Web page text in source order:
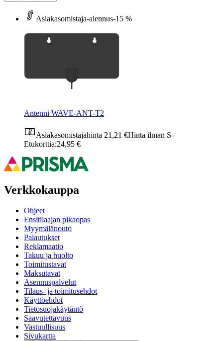
Asiakasomistaja-alennus-15 %
Antenni WAVE-ANT-T2
Asiakasomistajahinta 21,21 €Hinta ilman S-
Etukorttia:24,95 €
Verkkokauppa
Ohjeet
Ensitilaajan pikaopas
Myymälänouto
Palautukset
Reklamaatio
Takuu ja huolto
Toimitustavat
Maksutavat
Asennuspalvelut
Tilaus- ja toimitusehdot
Käyttöehdot
Tietosuojakäytäntö
Saavutettavuus
Vastuullisuus
Sivukartta